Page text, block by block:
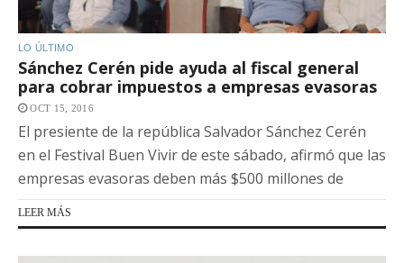
LO ÚLTIMO
Sánchez Cerén pide ayuda al fiscal general
para cobrar impuestos a empresas evasoras
OCT 15, 2016
El presiente de la república Salvador Sánchez Cerén
en el Festival Buen Vivir de este sábado, afirmó que las
empresas evasoras deben más $500 millones de
LEER MÁS